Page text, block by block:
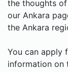
the thoughts
our Ankara
the Ankara
You can apply
information on